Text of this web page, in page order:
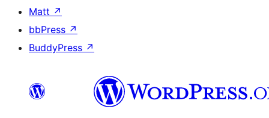
Matt ↗
bbPress ↗
BuddyPress ↗